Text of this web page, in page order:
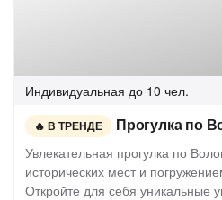
Индивидуальная до 10 чел.
В ТРЕНДЕ Прогулка по
Увлекательная прогулка по
исторических мест и
Откройте для себя уникальные